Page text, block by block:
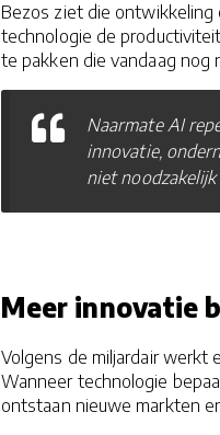
Bezos ziet die
technologie de
te pakken die vandaag nog
Naarmate AI
innovatie,
niet
Meer innovatie
Volgens de miljardair werkt
Wanneer technologie
ontstaan nieuwe markten